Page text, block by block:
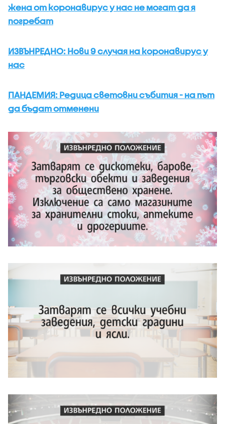
жена от коронавирус у нас не могат да я
погребат
ИЗВЪНРЕДНО: Нови 9 случая на коронавирус у
нас
ПАНДЕМИЯ: Редица световни събития - на път
да бъдат отменени